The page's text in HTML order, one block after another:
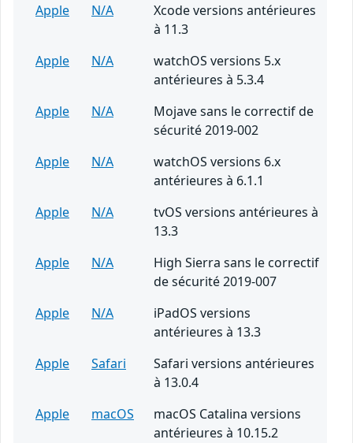
Apple
N/A
Xcode versions antérieures
à 11.3
Apple
N/A
watchOS versions 5.x
antérieures à 5.3.4
Apple
N/A
Mojave sans le correctif de
sécurité 2019-002
Apple
N/A
watchOS versions 6.x
antérieures à 6.1.1
Apple
N/A
tvOS versions antérieures à
13.3
Apple
N/A
High Sierra sans le correctif
de sécurité 2019-007
Apple
N/A
iPadOS versions
antérieures à 13.3
Apple
Safari
Safari versions antérieures
à 13.0.4
Apple
macOS
macOS Catalina versions
antérieures à 10.15.2